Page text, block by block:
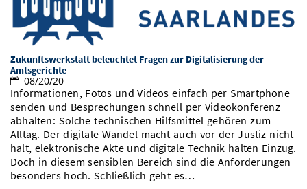
Zukunftswerkstatt beleuchtet Fragen zur Digitalisierung der
Amtsgerichte
08/20/20
Informationen, Fotos und Videos einfach per Smartphone
senden und Besprechungen schnell per Videokonferenz
abhalten: Solche technischen Hilfsmittel gehören zum
Alltag. Der digitale Wandel macht auch vor der Justiz nicht
halt, elektronische Akte und digitale Technik halten Einzug.
Doch in diesem sensiblen Bereich sind die Anforderungen
besonders hoch. Schließlich geht es…